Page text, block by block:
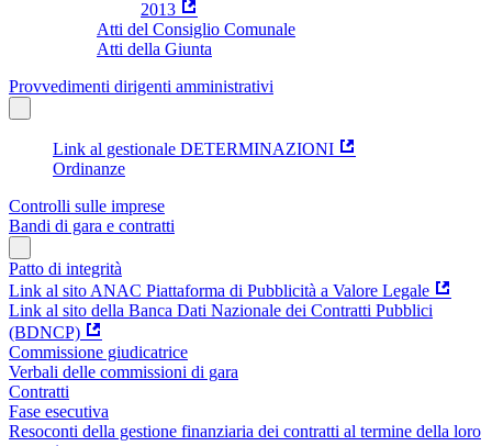
2013
Atti del Consiglio Comunale
Atti della Giunta
Provvedimenti dirigenti amministrativi
Link al gestionale DETERMINAZIONI
Ordinanze
Controlli sulle imprese
Bandi di gara e contratti
Patto di integrità
Link al sito ANAC Piattaforma di Pubblicità a Valore Legale
Link al sito della Banca Dati Nazionale dei Contratti Pubblici
(BDNCP)
Commissione giudicatrice
Verbali delle commissioni di gara
Contratti
Fase esecutiva
Resoconti della gestione finanziaria dei contratti al termine della loro